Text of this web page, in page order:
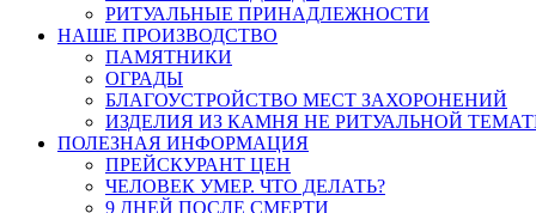
РИТУАЛЬНЫЕ ПРИНАДЛЕЖНОСТИ
НАШЕ ПРОИЗВОДСТВО
ПАМЯТНИКИ
ОГРАДЫ
БЛАГОУСТРОЙСТВО МЕСТ ЗАХОРОНЕНИЙ
ИЗДЕЛИЯ ИЗ КАМНЯ НЕ РИТУАЛЬНОЙ
ПОЛЕЗНАЯ ИНФОРМАЦИЯ
ПРЕЙСКУРАНТ ЦЕН
ЧЕЛОВЕК УМЕР. ЧТО ДЕЛАТЬ?
9 ДНЕЙ ПОСЛЕ СМЕРТИ